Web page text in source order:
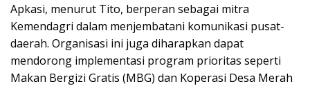
Apkasi, menurut Tito, berperan sebagai mitra
Kemendagri dalam menjembatani komunikasi pusat-
daerah. Organisasi ini juga diharapkan dapat
mendorong implementasi program prioritas seperti
Makan Bergizi Gratis (MBG) dan Koperasi Desa Merah